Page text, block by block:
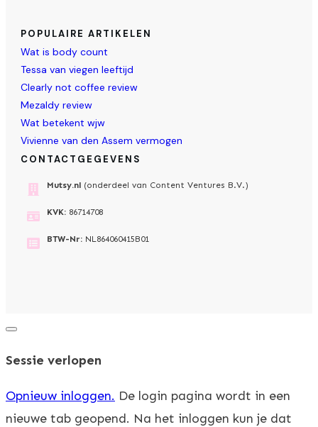
POPULAIRE ARTIKELEN
Wat is body count
Tessa van viegen leeftijd
Clearly not coffee review
Mezaldy review
Wat betekent wjw
Vivienne van den Assem vermogen
CONTACTGEGEVENS
Mutsy.nl (onderdeel van Content Ventures B.V.)
KVK: 86714708
BTW-Nr: NL864060415B01
Dialoogvenster
Sessie verlopen
Opnieuw inloggen. De login pagina wordt in een
nieuwe tab geopend. Na het inloggen kun je dat